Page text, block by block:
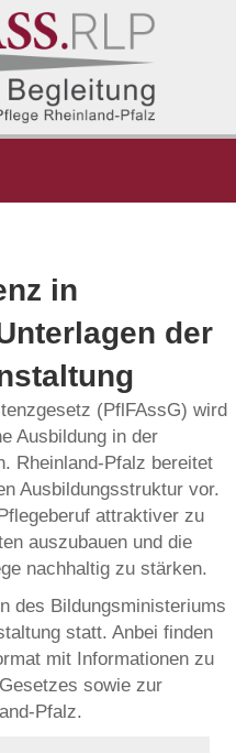
in
der
(PflFAssG) wird
Ausbildung in der
Rheinland-Pfalz bereitet
Ausbildungsstruktur vor.
attraktiver zu
auszubauen und die
nachhaltig zu stärken.
des Bildungsministeriums
statt. Anbei finden
mit Informationen zu
sowie zur
Pfalz.